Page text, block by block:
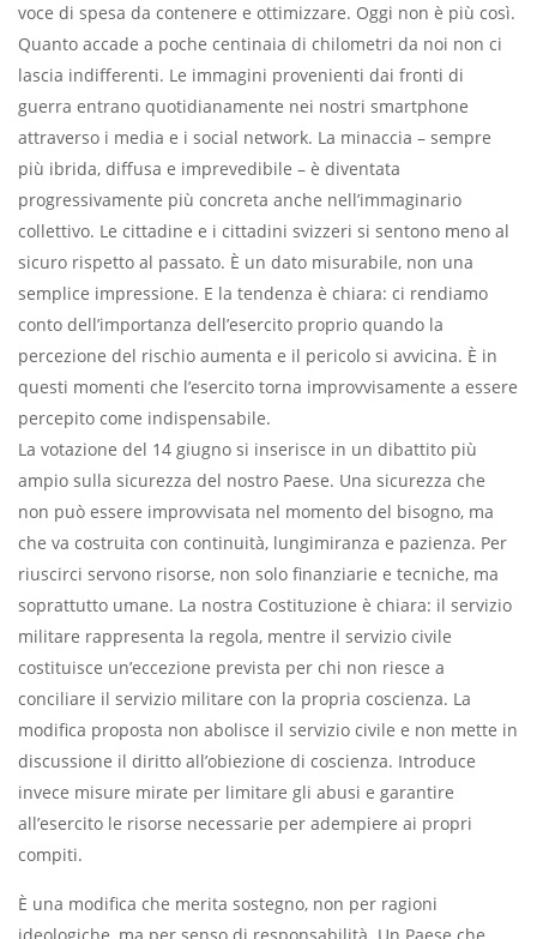
voce di spesa da contenere e ottimizzare. Oggi non è più così.
Quanto accade a poche centinaia di chilometri da noi non ci
lascia indifferenti. Le immagini provenienti dai fronti di
guerra entrano quotidianamente nei nostri smartphone
attraverso i media e i social network. La minaccia – sempre
più ibrida, diffusa e imprevedibile – è diventata
progressivamente più concreta anche nell’immaginario
collettivo. Le cittadine e i cittadini svizzeri si sentono meno al
sicuro rispetto al passato. È un dato misurabile, non una
semplice impressione. E la tendenza è chiara: ci rendiamo
conto dell’importanza dell’esercito proprio quando la
percezione del rischio aumenta e il pericolo si avvicina. È in
questi momenti che l’esercito torna improvvisamente a essere
percepito come indispensabile.
La votazione del 14 giugno si inserisce in un dibattito più
ampio sulla sicurezza del nostro Paese. Una sicurezza che
non può essere improvvisata nel momento del bisogno, ma
che va costruita con continuità, lungimiranza e pazienza. Per
riuscirci servono risorse, non solo finanziarie e tecniche, ma
soprattutto umane. La nostra Costituzione è chiara: il servizio
militare rappresenta la regola, mentre il servizio civile
costituisce un’eccezione prevista per chi non riesce a
conciliare il servizio militare con la propria coscienza. La
modifica proposta non abolisce il servizio civile e non mette in
discussione il diritto all’obiezione di coscienza. Introduce
invece misure mirate per limitare gli abusi e garantire
all’esercito le risorse necessarie per adempiere ai propri
compiti.
È una modifica che merita sostegno, non per ragioni